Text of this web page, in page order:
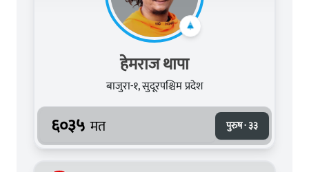
हेमराज थापा
बाजुरा-१, सुदूरपश्चिम प्रदेश
६०३५ मत पुरुष · ३३